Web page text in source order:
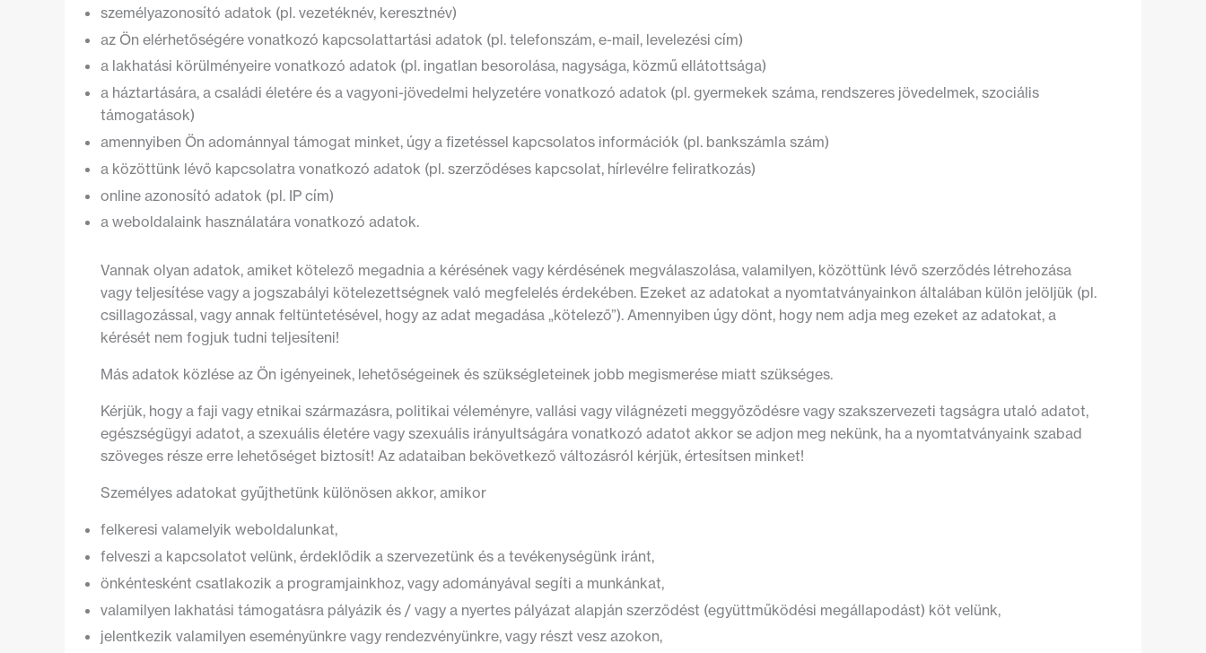
személyazonosító adatok (pl. vezetéknév, keresztnév)
az Ön elérhetőségére vonatkozó kapcsolattartási adatok (pl. telefonszám, e-mail, levelezési cím)
a lakhatási körülményeire vonatkozó adatok (pl. ingatlan besorolása, nagysága, közmű ellátottsága)
a háztartására, a családi életére és a vagyoni-jövedelmi helyzetére vonatkozó adatok (pl. gyermekek száma, rendszeres jövedelmek, szociális
támogatások)
amennyiben Ön adománnyal támogat minket, úgy a fizetéssel kapcsolatos információk (pl. bankszámla szám)
a közöttünk lévő kapcsolatra vonatkozó adatok (pl. szerződéses kapcsolat, hírlevélre feliratkozás)
online azonosító adatok (pl. IP cím)
a weboldalaink használatára vonatkozó adatok.
Vannak olyan adatok, amiket kötelező megadnia a kérésének vagy kérdésének megválaszolása, valamilyen, közöttünk lévő szerződés létrehozása
vagy teljesítése vagy a jogszabályi kötelezettségnek való megfelelés érdekében. Ezeket az adatokat a nyomtatványainkon általában külön jelöljük (pl.
csillagozással, vagy annak feltüntetésével, hogy az adat megadása „kötelező”). Amennyiben úgy dönt, hogy nem adja meg ezeket az adatokat, a
kérését nem fogjuk tudni teljesíteni!
Más adatok közlése az Ön igényeinek, lehetőségeinek és szükségleteinek jobb megismerése miatt szükséges.
Kérjük, hogy a faji vagy etnikai származásra, politikai véleményre, vallási vagy világnézeti meggyőződésre vagy szakszervezeti tagságra utaló adatot,
egészségügyi adatot, a szexuális életére vagy szexuális irányultságára vonatkozó adatot akkor se adjon meg nekünk, ha a nyomtatványaink szabad
szöveges része erre lehetőséget biztosít! Az adataiban bekövetkező változásról kérjük, értesítsen minket!
Személyes adatokat gyűjthetünk különösen akkor, amikor
felkeresi valamelyik weboldalunkat,
felveszi a kapcsolatot velünk, érdeklődik a szervezetünk és a tevékenységünk iránt,
önkéntesként csatlakozik a programjainkhoz, vagy adományával segíti a munkánkat,
valamilyen lakhatási támogatásra pályázik és / vagy a nyertes pályázat alapján szerződést (együttműködési megállapodást) köt velünk,
jelentkezik valamilyen eseményünkre vagy rendezvényünkre, vagy részt vesz azokon,